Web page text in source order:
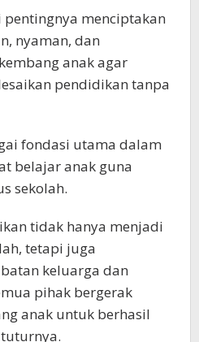
menciptakan
nyaman, dan
anak agar
pendidikan tanpa
fondasi utama dalam
belajar anak guna
sekolah.
tidak hanya menjadi
tetapi juga
keluarga dan
pihak bergerak
anak untuk berhasil
tuturnya.